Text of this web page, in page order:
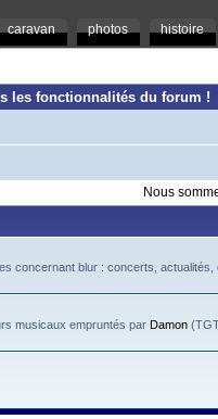
caravan photos histoire
les fonctionnalités du forum !
Nous
concernant blur : concerts,
musicaux empruntés par Damon